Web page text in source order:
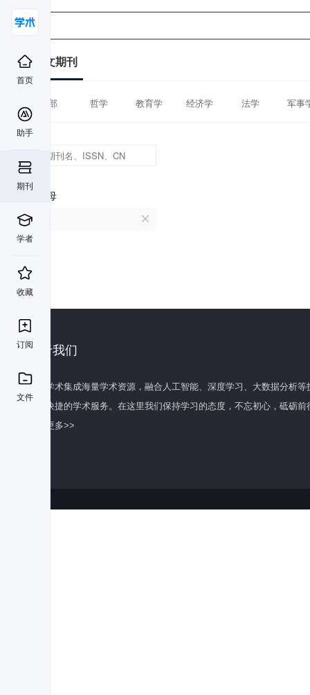
首页
助手
期刊
学者
收藏
订阅
文件
中文期刊
全部 哲学 教育学 经济学 法学 军事
首字母
R
关于我们
百度学术集成海量学术资源，融合人工智能、深度学习、大数据分析
全面快捷的学术服务。在这里我们保持学习的态度，不忘初心，砥砺前
了解更多>>